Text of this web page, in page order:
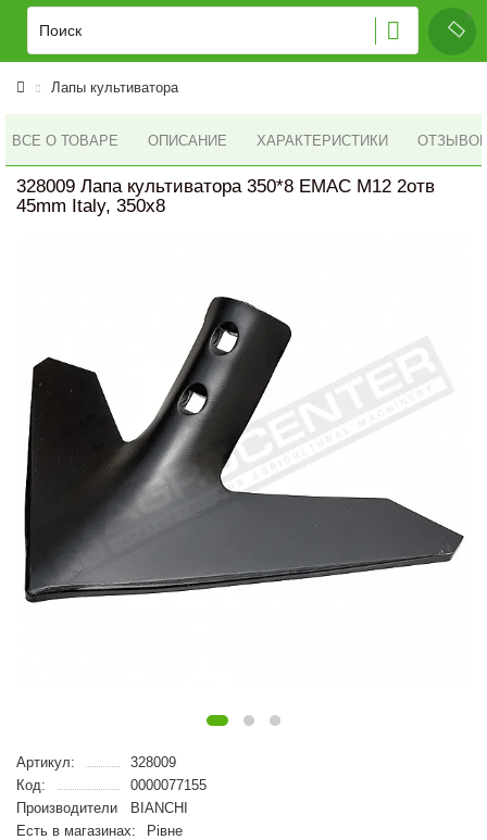
Лапы культиватора
ВСЕ О ТОВАРЕ ОПИСАНИЕ ХАРАКТЕРИСТИКИ ОТЗЫВОВ
328009 Лапа культиватора 350*8 EMAC M12 2отв
45mm Italy, 350x8
Артикул:
328009
Код:
0000077155
Производители
BIANCHI
Есть в магазинах:
Рівне